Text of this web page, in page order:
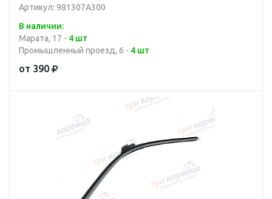
Артикул: 981307A300
В наличии:
Марата, 17 - 4 шт
Промышленный проезд, 6 - 4 шт
от 390